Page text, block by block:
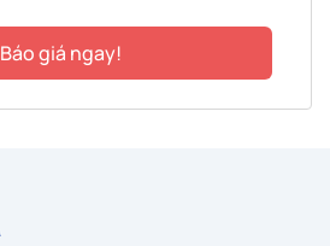
Báo giá ngay!